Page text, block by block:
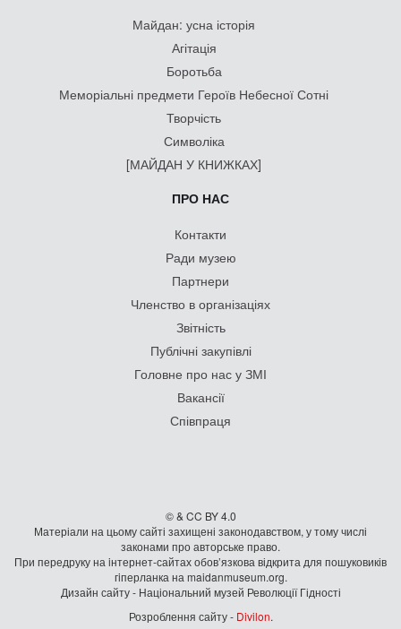
Майдан: усна історія
Агітація
Боротьба
Меморіальні предмети Героїв Небесної Сотні
Творчість
Символіка
[МАЙДАН У КНИЖКАХ]
ПРО НАС
Контакти
Ради музею
Партнери
Членство в організаціях
Звітність
Публічні закупівлі
Головне про нас у ЗМІ
Вакансії
Співпраця
© & CC BY 4.0
Матеріали на цьому сайті захищені законодавством, у тому числі
законами про авторське право.
При передруку на iнтернет-сайтах обов’язкова відкрита для пошуковиків
гiперланка на maidanmuseum.org.
Дизайн сайту - Національний музей Революції Гідності
Розроблення сайту - Divilon.